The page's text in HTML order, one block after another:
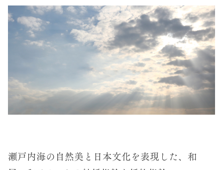
瀬戸内海の自然美と日本文化を表現した、和